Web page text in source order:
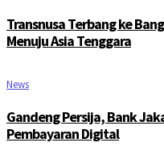
Transnusa Terbang ke
Menuju Asia Tenggara
News
Gandeng Persija, Bank
Pembayaran Digital